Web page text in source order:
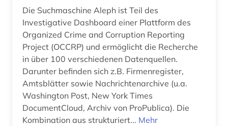
Die Suchmaschine Aleph ist Teil des
Investigative Dashboard einer Plattform des
Organized Crime and Corruption Reporting
Project (OCCRP) und ermöglicht die Recherche
in über 100 verschiedenen Datenquellen.
Darunter befinden sich z.B. Firmenregister,
Amtsblätter sowie Nachrichtenarchive (u.a.
Washington Post, New York Times
DocumentCloud, Archiv von ProPublica). Die
Kombination aus strukturiert... Mehr